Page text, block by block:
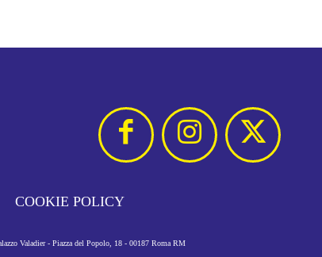
COOKIE POLICY
Valadier - Piazza del Popolo, 18 - 00187 Roma RM